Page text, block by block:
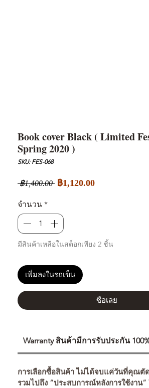
Book cover Black ( Limited
Spring 2020 )
SKU: FES-068
฿1,400.00 ราคา
฿1,120.00ราคา
จำนวน *
มีสินค้าเหลือในสต็อกเพียง 2 ชิ้น
เพิ่มลงในรถเข็น
ซื้อเลย
Warranty สินค้ามีการรับประกัน
การเลือกซื้อสินค้า ไม่ได้จบแค่วันที่คุณตั
รวมไปถึง “ประสบการณ์หลังการใช้งาน”